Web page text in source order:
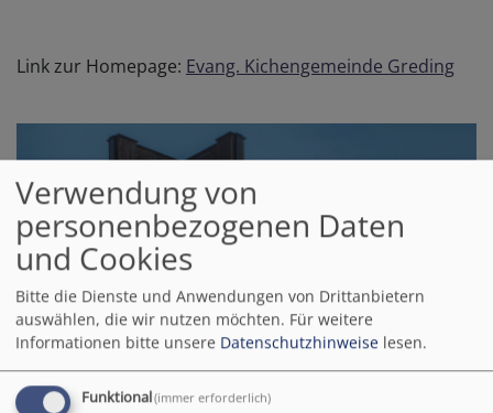
Link zur Homepage: Evang. Kichengemeinde Greding
Verwendung von
personenbezogenen Daten
und Cookies
Bitte die Dienste und Anwendungen von Drittanbietern
auswählen, die wir nutzen möchten. Für weitere
Informationen bitte unsere Datenschutzhinweise lesen.
Funktional(immer erforderlich)